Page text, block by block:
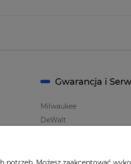
Gwarancja i
Milwaukee
DeWalt
Oznaczenie i symbole